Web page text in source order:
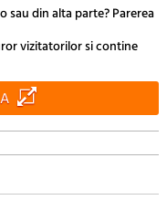
din alta parte? Parerea
vizitatorilor si contine